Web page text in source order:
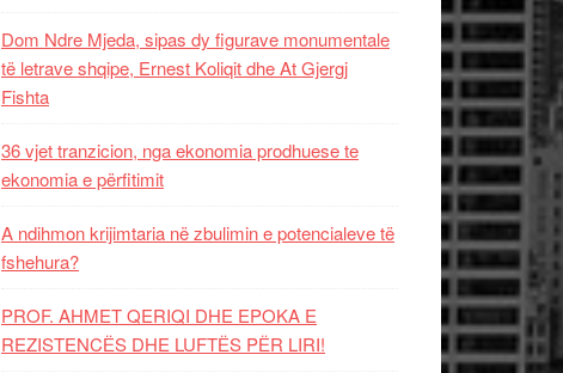
Dom Ndre Mjeda, sipas dy figurave monumentale
të letrave shqipe, Ernest Koliqit dhe At Gjergj
Fishta
36 vjet tranzicion, nga ekonomia prodhuese te
ekonomia e përfitimit
A ndihmon krijimtaria në zbulimin e potencialeve të
fshehura?
PROF. AHMET QERIQI DHE EPOKA E
REZISTENCЁS DHE LUFTЁS PЁR LIRI!